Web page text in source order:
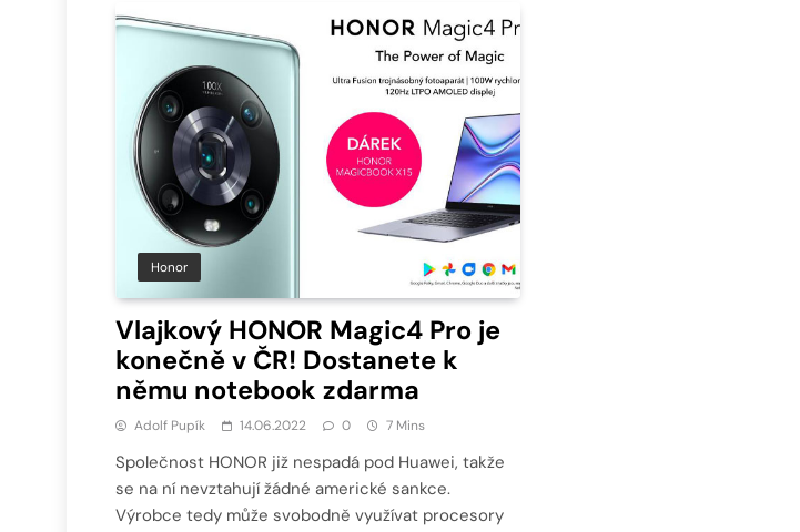
Honor
Vlajkový HONOR Magic4 Pro je
konečně v ČR! Dostanete k
němu notebook zdarma
Adolf Pupík 14.06.2022 0 7 Mins
Společnost HONOR již nespadá pod Huawei, takže
se na ní nevztahují žádné americké sankce.
Výrobce tedy může svobodně využívat procesory